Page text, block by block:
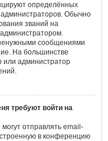
определённых
Обычно
званий на
сообщениями
На большинстве
или администратор
требуют войти на
отправлять email-
в конференцию